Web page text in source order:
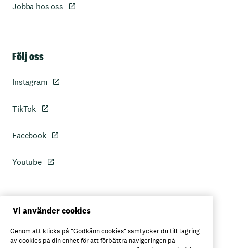
Jobba hos oss
Följ oss
Instagram
TikTok
Facebook
Youtube
Personuppgiftspolicy
Axfoods integritetspolicy
Vi använder cookies
Genom att klicka på "Godkänn cookies" samtycker du till lagring
av cookies på din enhet för att förbättra navigeringen på